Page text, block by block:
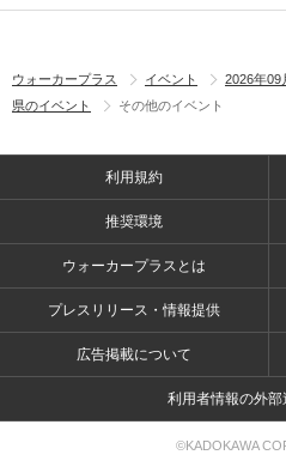
ウォーカープラス イベント 2026年09
県のイベント
その他のイベント
利用規約
推奨環境
ウォーカープラスとは
プレスリリース・情報提供
広告掲載について
利用者情報の外
©KADOKAWA